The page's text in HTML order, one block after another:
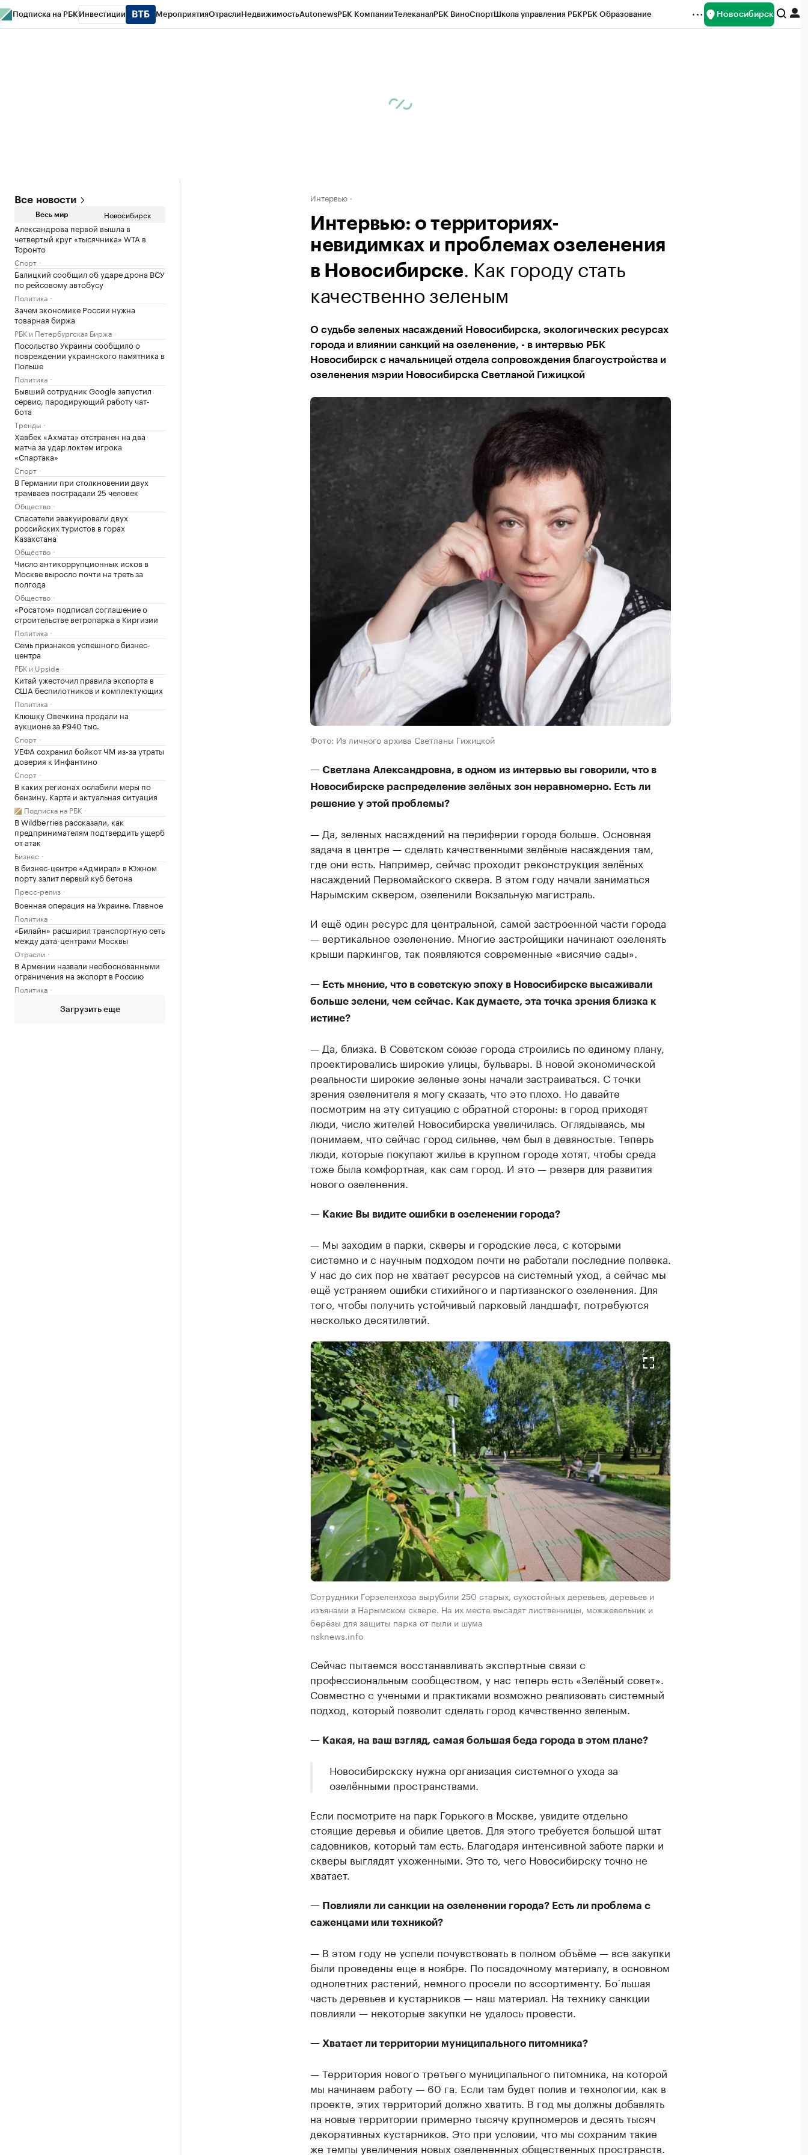
Подписка на РБК Инвестиции МероприятияОтраслиНедвижимостьAutonewsРБК КомпанииТелеканалРБК ВиноСпортШкола управления РБКРБК Образование Новосибирск
Все новости
Весь мир Новосибирск
Александрова первой вышла в
четвертый круг «тысячника» WTA в
Торонто
Спорт
Балицкий сообщил об ударе дрона ВСУ
по рейсовому автобусу
Политика
Зачем экономике России нужна
товарная биржа
РБК и Петербургская Биржа
Посольство Украины сообщило о
повреждении украинского памятника в
Польше
Политика
Бывший сотрудник Google запустил
сервис, пародирующий работу чат-
бота
Тренды
Хавбек «Ахмата» отстранен на два
матча за удар локтем игрока
«Спартака»
Спорт
В Германии при столкновении двух
трамваев пострадали 25 человек
Общество
Спасатели эвакуировали двух
российских туристов в горах
Казахстана
Общество
Число антикоррупционных исков в
Москве выросло почти на треть за
полгода
Общество
«Росатом» подписал соглашение о
строительстве ветропарка в Киргизии
Политика
Семь признаков успешного бизнес-
центра
РБК и Upside
Китай ужесточил правила экспорта в
США беспилотников и комплектующих
Политика
Клюшку Овечкина продали на
аукционе за ₽940 тыс.
Спорт
УЕФА сохранил бойкот ЧМ из-за утраты
доверия к Инфантино
Спорт
В каких регионах ослабили меры по
бензину. Карта и актуальная ситуация
Подписка на РБК
В Wildberries рассказали, как
предпринимателям подтвердить ущерб
от атак
Бизнес
В бизнес-центре «Адмирал» в Южном
порту залит первый куб бетона
Пресс-релиз
Военная операция на Украине. Главное
Политика
«Билайн» расширил транспортную сеть
между дата-центрами Москвы
Отрасли
В Армении назвали необоснованными
ограничения на экспорт в Россию
Политика
Загрузить еще
Интервью
Интервью: о территориях-
невидимках и проблемах озеленения
в Новосибирске. Как городу стать
качественно зеленым
О судьбе зеленых насаждений Новосибирска, экологических ресурсах
города и влиянии санкций на озеленение, - в интервью РБК
Новосибирск с начальницей отдела сопровождения благоустройства и
озеленения мэрии Новосибирска Светланой Гижицкой
Фото: Из личного архива Светланы Гижицкой
— Светлана Александровна, в одном из интервью вы говорили, что в
Новосибирске распределение зелёных зон неравномерно. Есть ли
решение у этой проблемы?
— Да, зеленых насаждений на периферии города больше. Основная
задача в центре — сделать качественными зелёные насаждения там,
где они есть. Например, сейчас проходит реконструкция зелёных
насаждений Первомайского сквера. В этом году начали заниматься
Нарымским сквером, озеленили Вокзальную магистраль.
И ещё один ресурс для центральной, самой застроенной части города
— вертикальное озеленение. Многие застройщики начинают озеленять
крыши паркингов, так появляются современные «висячие сады».
— Есть мнение, что в советскую эпоху в Новосибирске высаживали
больше зелени, чем сейчас. Как думаете, эта точка зрения близка к
истине?
— Да, близка. В Советском союзе города строились по единому плану,
проектировались широкие улицы, бульвары. В новой экономической
реальности широкие зеленые зоны начали застраиваться. С точки
зрения озеленителя я могу сказать, что это плохо. Но давайте
посмотрим на эту ситуацию с обратной стороны: в город приходят
люди, число жителей Новосибирска увеличилась. Оглядываясь, мы
понимаем, что сейчас город сильнее, чем был в девяностые. Теперь
люди, которые покупают жилье в крупном городе хотят, чтобы среда
тоже была комфортная, как сам город. И это — резерв для развития
нового озеленения.
— Какие Вы видите ошибки в озеленении города?
— Мы заходим в парки, скверы и городские леса, с которыми
системно и с научным подходом почти не работали последние полвека.
У нас до сих пор не хватает ресурсов на системный уход, а сейчас мы
ещё устраняем ошибки стихийного и партизанского озеленения. Для
того, чтобы получить устойчивый парковый ландшафт, потребуются
несколько десятилетий.
Сотрудники Горзеленхоза вырубили 250 старых, сухостойных деревьев, деревьев и
изъянами в Нарымском сквере. На их месте высадят лиственницы, можжевельник и
берёзы для защиты парка от пыли и шума
nsknews.info
Сейчас пытаемся восстанавливать экспертные связи с
профессиональным сообществом, у нас теперь есть «Зелёный совет».
Совместно с учеными и практиками возможно реализовать системный
подход, который позволит сделать город качественно зеленым.
— Какая, на ваш взгляд, самая большая беда города в этом плане?
Новосибирскску нужна организация системного ухода за
озелёнными пространствами.
Если посмотрите на парк Горького в Москве, увидите отдельно
стоящие деревья и обилие цветов. Для этого требуется большой штат
садовников, который там есть. Благодаря интенсивной заботе парки и
скверы выглядят ухоженными. Это то, чего Новосибирску точно не
хватает.
— Повлияли ли санкции на озеленении города? Есть ли проблема с
саженцами или техникой?
— В этом году не успели почувствовать в полном объёме — все закупки
были проведены еще в ноябре. По посадочному материалу, в основном
однолетних растений, немного просели по ассортименту. Боˊльшая
часть деревьев и кустарников — наш материал. На технику санкции
повлияли — некоторые закупки не удалось провести.
— Хватает ли территории муниципального питомника?
— Территория нового третьего муниципального питомника, на которой
мы начинаем работу — 60 га. Если там будет полив и технологии, как в
проекте, этих территорий должно хватить. В год мы должны добавлять
на новые территории примерно тысячу крупномеров и десять тысяч
декоративных кустарников. Это при условии, что мы сохраним такие
же темпы увеличения новых озелененных общественных пространств.